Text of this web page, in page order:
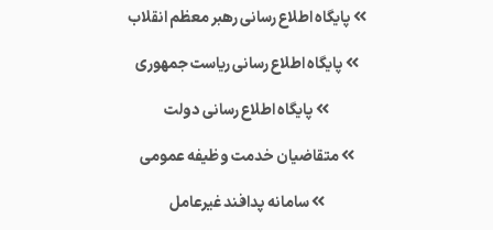
پایگاه اطلاع رسانی رهبر معظم انقلاب
پایگاه اطلاع رسانی ریاست جمهوری
پایگاه اطلاع رسانی دولت
متقاضیان خدمت وظیفه عمومی
سامانه پدافند غیرعامل